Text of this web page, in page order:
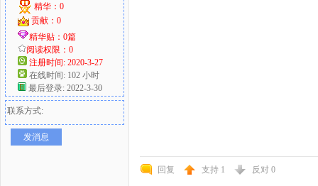
精华：0
贡献：0
精华贴：0篇
阅读权限：0
注册时间: 2020-3-27
在线时间: 102 小时
最后登录: 2022-3-30
联系方式:
发消息
回复 支持 1 反对 0